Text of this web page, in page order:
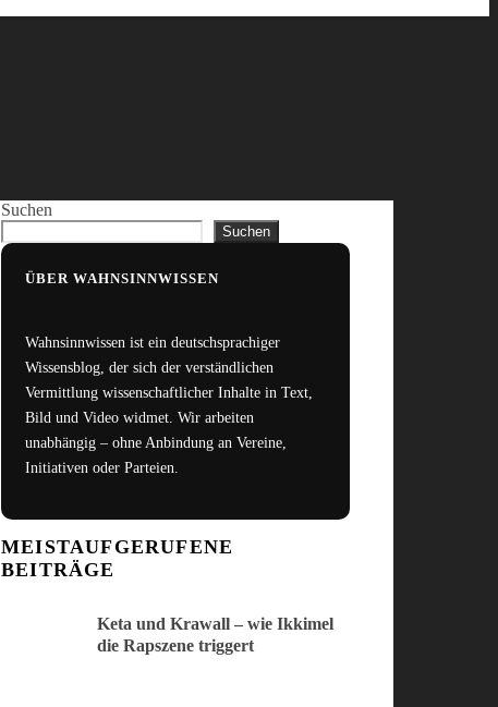
Suchen
Suchen
ÜBER WAHNSINNWISSEN
Wahnsinnwissen ist ein deutschsprachiger
Wissensblog, der sich der verständlichen
Vermittlung wissenschaftlicher Inhalte in Text,
Bild und Video widmet. Wir arbeiten
unabhängig – ohne Anbindung an Vereine,
Initiativen oder Parteien.
MEISTAUFGERUFENE
BEITRÄGE
Keta und Krawall – wie Ikkimel
die Rapszene triggert